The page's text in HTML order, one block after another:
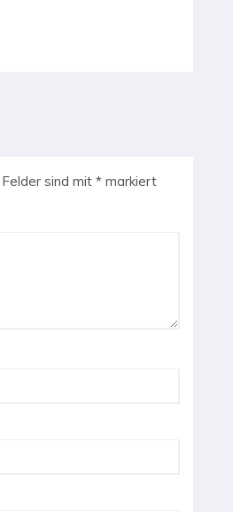
sind mit * markiert